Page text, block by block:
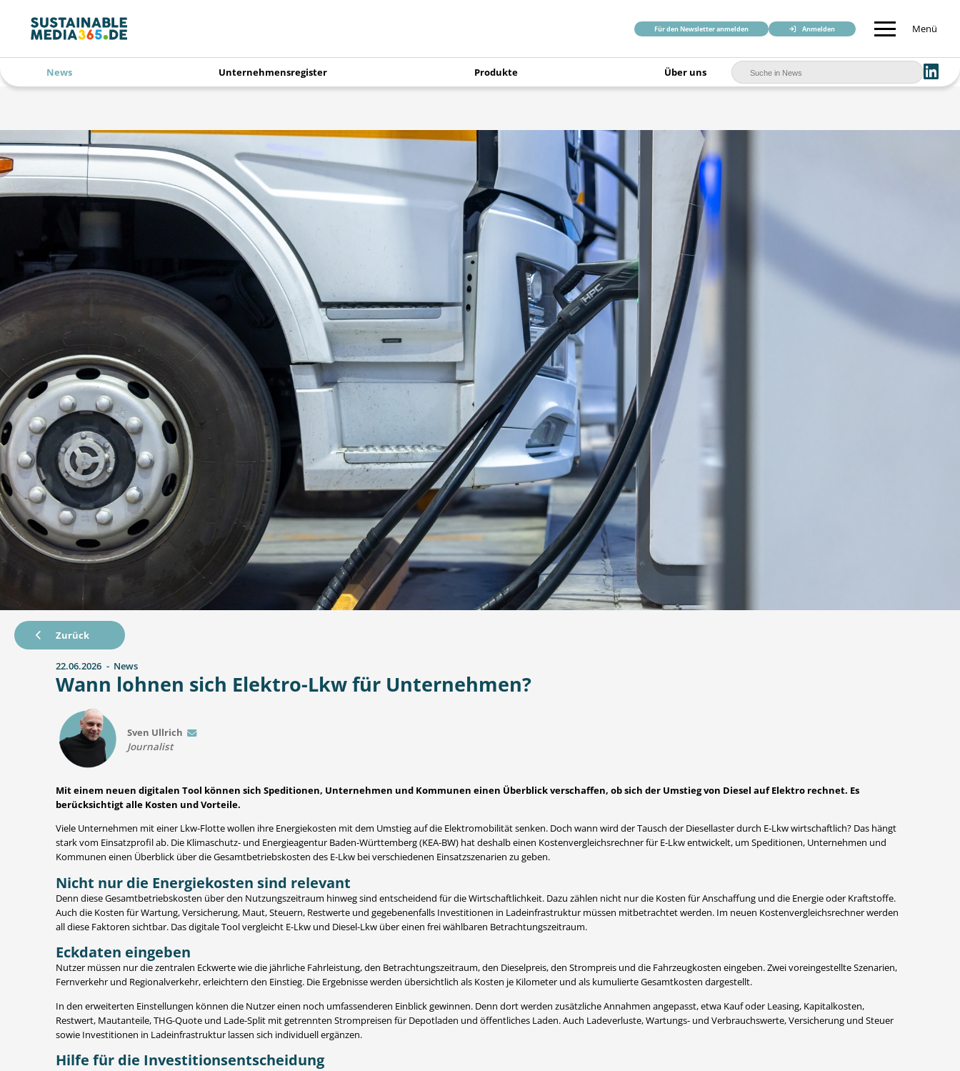
Für den Newsletter anmelden Anmelden Menü
News Unternehmensregister Produkte Über uns
Wann lohnen sich Elektro-Lkw für Unternehmen?
Zurück
22.06.2026 News
Sven Ullrich E-mail
Journalist
Mit einem neuen digitalen Tool können sich Speditionen, Unternehmen und Kommunen einen Überblick verschaffen, ob sich der Umstieg von Diesel auf Elektro rechnet. Es
berücksichtigt alle Kosten und Vorteile.
Viele Unternehmen mit einer Lkw-Flotte wollen ihre Energiekosten mit dem Umstieg auf die Elektromobilität senken. Doch wann wird der Tausch der Diesellaster durch E-Lkw wirtschaftlich? Das hängt
stark vom Einsatzprofil ab. Die Klimaschutz- und Energieagentur Baden-Württemberg (KEA-BW) hat deshalb einen Kostenvergleichsrechner für E-Lkw entwickelt, um Speditionen, Unternehmen und
Kommunen einen Überblick über die Gesamtbetriebskosten des E-Lkw bei verschiedenen Einsatzszenarien zu geben.
Nicht nur die Energiekosten sind relevant
Denn diese Gesamtbetriebskosten über den Nutzungszeitraum hinweg sind entscheidend für die Wirtschaftlichkeit. Dazu zählen nicht nur die Kosten für Anschaffung und die Energie oder Kraftstoffe.
Auch die Kosten für Wartung, Versicherung, Maut, Steuern, Restwerte und gegebenenfalls Investitionen in Ladeinfrastruktur müssen mitbetrachtet werden. Im neuen Kostenvergleichsrechner werden
all diese Faktoren sichtbar. Das digitale Tool vergleicht E-Lkw und Diesel-Lkw über einen frei wählbaren Betrachtungszeitraum.
Eckdaten eingeben
Nutzer müssen nur die zentralen Eckwerte wie die jährliche Fahrleistung, den Betrachtungszeitraum, den Dieselpreis, den Strompreis und die Fahrzeugkosten eingeben. Zwei voreingestellte Szenarien,
Fernverkehr und Regionalverkehr, erleichtern den Einstieg. Die Ergebnisse werden übersichtlich als Kosten je Kilometer und als kumulierte Gesamtkosten dargestellt.
In den erweiterten Einstellungen können die Nutzer einen noch umfassenderen Einblick gewinnen. Denn dort werden zusätzliche Annahmen angepasst, etwa Kauf oder Leasing, Kapitalkosten,
Restwert, Mautanteile, THG-Quote und Lade-Split mit getrennten Strompreisen für Depotladen und öffentliches Laden. Auch Ladeverluste, Wartungs- und Verbrauchswerte, Versicherung und Steuer
sowie Investitionen in Ladeinfrastruktur lassen sich individuell ergänzen.
Hilfe für die Investitionsentscheidung